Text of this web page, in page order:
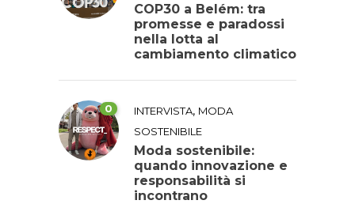
COP30 a Belém: tra
promesse e paradossi
nella lotta al
cambiamento climatico
0 INTERVISTA, MODA
SOSTENIBILE
Moda sostenibile:
quando innovazione e
responsabilità si
incontrano